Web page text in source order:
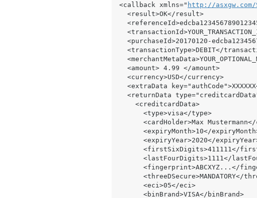
<callback xmlns=" http://asxgw.com/
<result>OK</result>
  <
transactionId
  <
amount> 4.99 </amount>
  <
currency>USD</currency>
  <extraData key="
authCode
      <
type>visa</type>
      <
firstSixDigits>411111</
      <
lastFourDigits>1111</